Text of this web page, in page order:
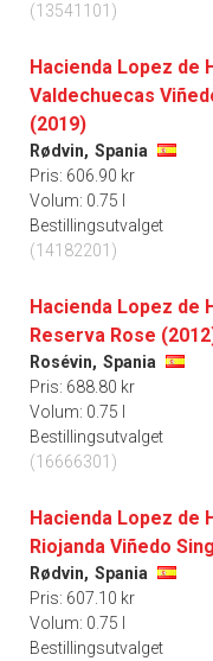
(13541101)
Hacienda Lopez de
Valdechuecas
(2019)
Rødvin, Spania
Pris: 606.90 kr
Volum: 0.75 l
Bestillingsutvalget
(14182201)
Hacienda Lopez de
Reserva Rose
Rosévin, Spania
Pris: 688.80 kr
Volum: 0.75 l
Bestillingsutvalget
(16666301)
Hacienda Lopez de
Riojanda Viñedo
Rødvin, Spania
Pris: 607.10 kr
Volum: 0.75 l
Bestillingsutvalget